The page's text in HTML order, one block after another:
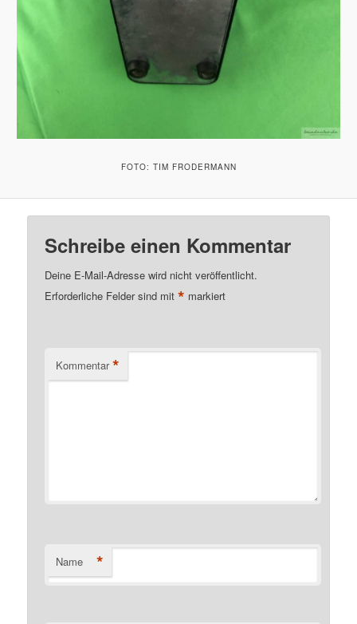
FOTO: TIM FRODERMANN
Schreibe einen Kommentar
Deine E-Mail-Adresse wird nicht veröffentlicht.
Erforderliche Felder sind mit* markiert
Kommentar *
Name *